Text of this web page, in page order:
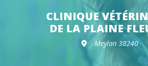
Sélection de croquettes
CLINIQUE
DE LA PLAINE
Meylan 38240